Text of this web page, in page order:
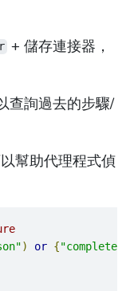
+ 儲存連接器，
查詢過去的步驟/
幫助代理程式偵
) or {"completed"